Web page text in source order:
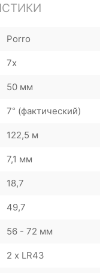
Porro
7x
50 мм
7° (фактический)
122,5 м
7,1 мм
18,7
49,7
56 - 72 мм
2 х LR43